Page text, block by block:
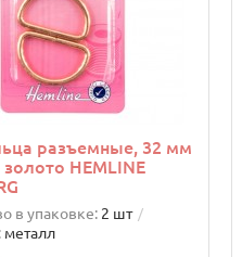
разъемные, 32 мм
HEMLINE
в упаковке: 2 шт
металл